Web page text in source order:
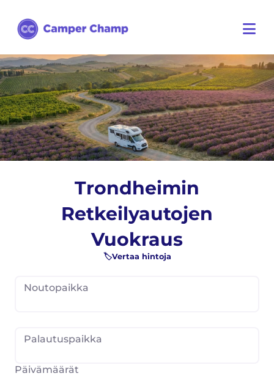
Trondheimin
Retkeilyautojen
Vuokraus
🏷️Vertaa hintoja
Noutopaikka
Palautuspaikka
Päivämäärät